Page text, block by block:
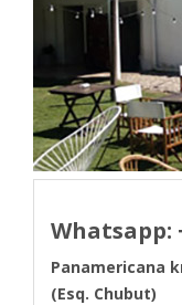
Whatsapp:
Panamericana
(Esq. Chubut)